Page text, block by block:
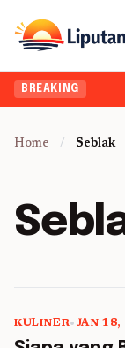
BREAKING
Home / Seblak
KULINER• JAN 18,